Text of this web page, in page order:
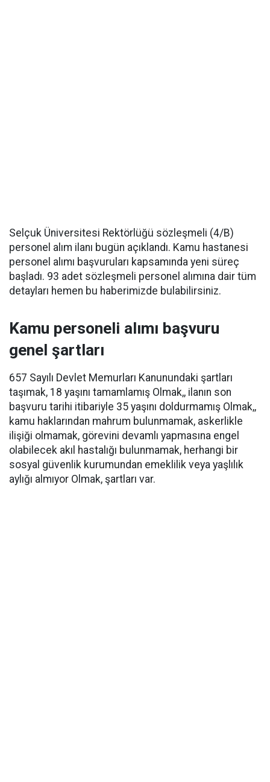
Selçuk Üniversitesi Rektörlüğü sözleşmeli (4/B)
personel alım ilanı bugün açıklandı. Kamu hastanesi
personel alımı başvuruları kapsamında yeni süreç
başladı. 93 adet sözleşmeli personel alımına dair tüm
detayları hemen bu haberimizde bulabilirsiniz.
Kamu personeli alımı başvuru
genel şartları
657 Sayılı Devlet Memurları Kanunundaki şartları
taşımak, 18 yaşını tamamlamış Olmak,, ilanın son
başvuru tarihi itibariyle 35 yaşını doldurmamış Olmak,,
kamu haklarından mahrum bulunmamak, askerlikle
ilişiği olmamak, görevini devamlı yapmasına engel
olabilecek akıl hastalığı bulunmamak, herhangi bir
sosyal güvenlik kurumundan emeklilik veya yaşlılık
aylığı almıyor Olmak, şartları var.